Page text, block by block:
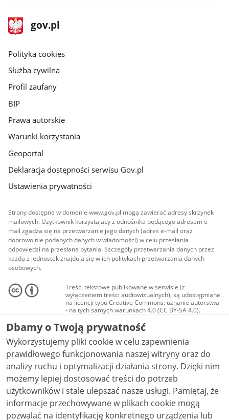
stopka
gov.pl
Strona
gov.pl
gov.pl
Polityka cookies
Służba cywilna
Profil zaufany
BIP
Prawa autorskie
Warunki korzystania
Geoportal
Deklaracja dostępności serwisu Gov.pl
Ustawienia prywatności
Strony dostępne w domenie www.gov.pl mogą zawierać adresy skrzynek
mailowych. Użytkownik korzystający z odnośnika będącego adresem e-
mail zgadza się na przetwarzanie jego danych (adres e-mail oraz
dobrowolnie podanych danych w wiadomości) w celu przesłania
odpowiedzi na przesłane pytania. Szczegóły przetwarzania danych przez
każdą z jednostek znajdują się w ich politykach przetwarzania danych
osobowych.
Treści tekstowe publikowane w serwisie (z
wyłączeniem treści audiowizualnych), są udostępniane
na licencji typu Creative Commons: uznanie autorstwa
- na tych samych warunkach 4.0 (CC BY-SA 4.0).
Materiały audiowizualne, w tym zdjęcia, materiały
audio i wideo, są udostępniane na licencji typu
Creative Commons: uznanie autorstwa użycie
niekomercyjne - bez utworów zależnych 4.0 (CC BY-
NC-ND 4.0), o ile nie jest to stwierdzone inaczej.
Dbamy o Twoją prywatność
Wykorzystujemy pliki cookie w celu zapewnienia
prawidłowego funkcjonowania naszej witryny oraz do
analizy ruchu i optymalizacji działania strony. Dzięki nim
możemy lepiej dostosować treści do potrzeb
użytkowników i stale ulepszać nasze usługi. Pamiętaj, że
informacje przechowywane w plikach cookie mogą
pozwalać na identyfikację konkretnego urządzenia lub